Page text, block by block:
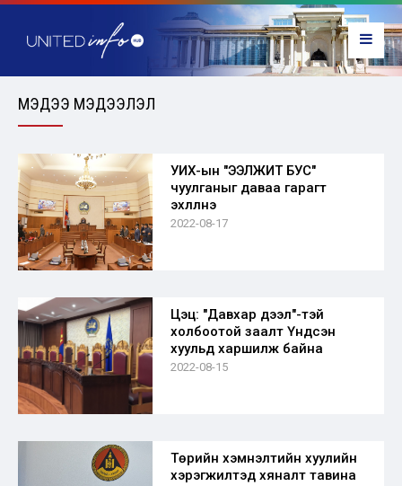
МЭДЭЭ МЭДЭЭЛЭЛ
УИХ-ын "ЭЭЛЖИТ БУС"
чуулганыг даваа гарагт
эхлүүлнэ
2022-08-17
Цэц: "Давхар дээл"-тэй
холбоотой заалт Үндсэн
хуульд харшилж байна
2022-08-15
Төрийн хэмнэлтийн хуулийн
хэрэгжилтэд хяналт тавина